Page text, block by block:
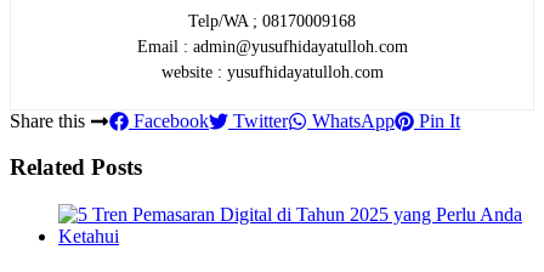
Telp/WA ; 08170009168
Email : admin@yusufhidayatulloh.com
website : yusufhidayatulloh.com
Share this Facebook Twitter WhatsApp Pin It
Related Posts